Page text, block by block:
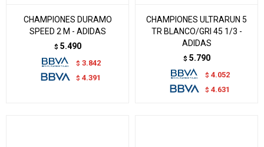
CHAMPIONES DURAMO
SPEED 2 M - ADIDAS
$ 5.490
$ 3.842
$ 4.391
CHAMPIONES ULTRARUN 5
TR BLANCO/GRI 45 1/3 -
ADIDAS
$ 5.790
$ 4.052
$ 4.631